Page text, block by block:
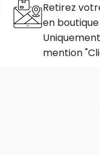
Retirez
en boutique
mention